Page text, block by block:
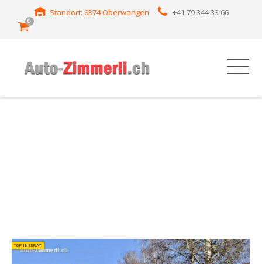
Standort: 8374 Oberwangen +41 79 344 33 66
0
TOP INSERAT